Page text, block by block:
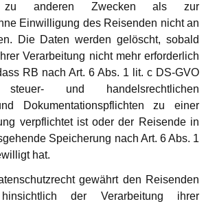
zu anderen Zwecken als zur
Einwilligung des Reisenden nicht an
Die Daten werden gelöscht, sobald
Verarbeitung nicht mehr erforderlich
RB nach Art. 6 Abs. 1 lit. c DS-GVO
und handelsrechtlichen
Dokumentationspflichten zu einer
verpflichtet ist oder der Reisende in
Speicherung nach Art. 6 Abs. 1
hat.
gewährt den Reisenden
der Verarbeitung ihrer